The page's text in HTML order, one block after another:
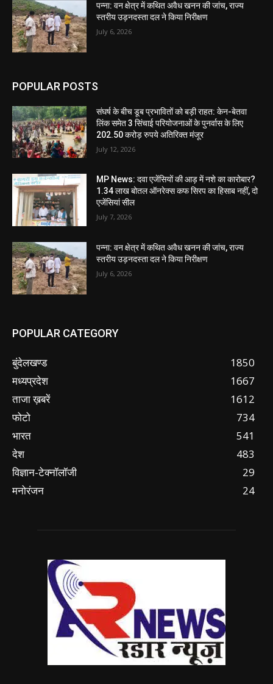
पन्ना: वन क्षेत्र में कथित अवैध खनन की जांच, राज्य
स्तरीय उड़नदस्ता दल ने किया निरीक्षण
July 6, 2026
POPULAR POSTS
संघर्ष के बीच डूब प्रभावितों को बड़ी राहत: केन-बेतवा
लिंक समेत 3 सिंचाई परियोजनाओं के पुनर्वास के लिए
202.50 करोड़ रुपये अतिरिक्त मंजूर
July 12, 2026
MP News: दवा एजेंसियों की आड़ में नशे का कारोबार?
1.34 लाख बोतल ऑनरेक्स कफ सिरप का हिसाब नहीं, दो
एजेंसियां सील
July 7, 2026
पन्ना: वन क्षेत्र में कथित अवैध खनन की जांच, राज्य
स्तरीय उड़नदस्ता दल ने किया निरीक्षण
July 6, 2026
POPULAR CATEGORY
बुंदेलखण्ड
1850
मध्यप्रदेश
1667
ताजा ख़बरें
1612
फोटो
734
भारत
541
देश
483
विज्ञान-टेक्नॉलॉजी
29
मनोरंजन
24